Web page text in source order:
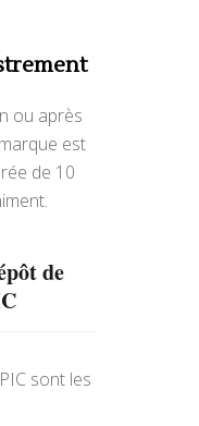
ou après
est
de 10
de
sont les